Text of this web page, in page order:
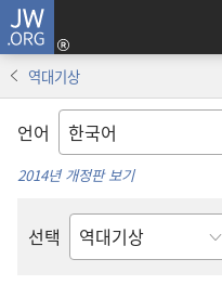
JW.ORG
역대기상
언어
2014년 개정판 보기
선택
성경의